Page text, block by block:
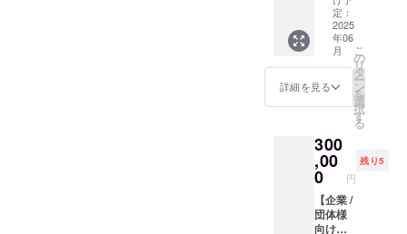
を通常
洗車の6
倍から
10倍の
時間を
かけ、
細部ま
で徹底
れをリ
セット
致しま
す。 さ
らに施
工動画
を撮影
定：
2025
年06
月
詳細を見る
こ
の
リ
タ
ー
ン
を
選
択
す
る
300
,00
0 円
残り5
【企業 /
団体様
向け】